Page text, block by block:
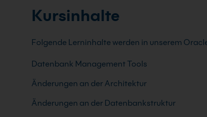
Kursinhalte
Folgende Lerninhalte werden in unserem
Datenbank Management Tools
Änderungen an der Architektur
Änderungen an der Datenbankstruktur